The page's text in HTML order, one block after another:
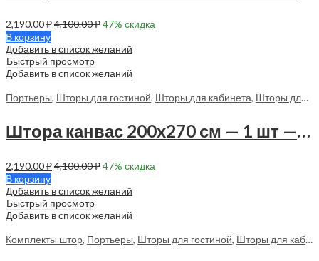
2,190.00₽4,100.00₽47% скидка
В корзину
Добавить в список желаний
Быстрый просмотр
Добавить в список желаний
Портьеры, Шторы для гостиной, Шторы для кабинета, Шторы для спальни
Штора канвас 200х270 см — 1 шт — 70062 в спальню, с гостиную
2,190.00₽4,100.00₽47% скидка
В корзину
Добавить в список желаний
Быстрый просмотр
Добавить в список желаний
Комплекты штор, Портьеры, Шторы для гостиной, Шторы для кабинета